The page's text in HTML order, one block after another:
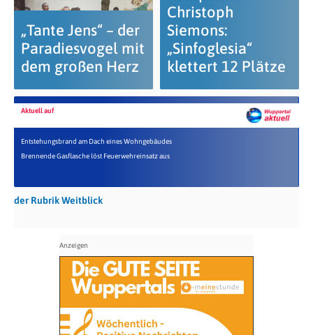
„Tante Jens“ – der
Paradiesvogel mit
dem großen Herz
Christoph
Siemons:
„Sinfoglesia“
klettert 12 Plätze
Aktuell auf
Entstehungsbrand am Dach eines Wohngebäudes
Brennende Gasflasche löst Feuerwehreinsatz aus
der Rubrik Weitblick